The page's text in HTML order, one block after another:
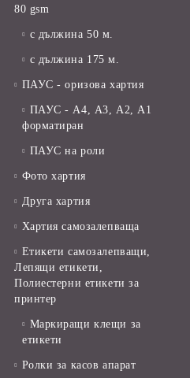
80 gsm
с дължина 50 м.
с дължина 175 м.
ПАУС - оризова хартия
ПАУС - А4, А3, А2, А1
форматиран
ПАУС на роли
Фото хартия
Друга хартия
Хартия самозалепваща
Етикети самозалепващи,
Лепящи етикети,
Полиестерни етикети за
принтер
Маркиращи клещи за
етикети
Ролки за касов апарат